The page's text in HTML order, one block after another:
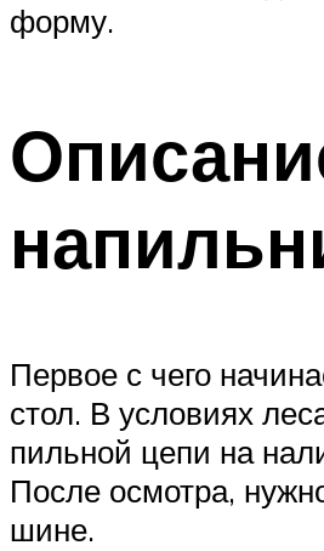
форму.
Первое с чего
стол. В условиях
пильной цепи на
После осмотра,
шине.